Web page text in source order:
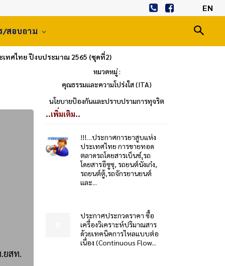
EN
/สอบถาม
ทศไทย ปีงบประมาณ 2565 (ชุดที่2)
หมวดหมู่ :
คุณธรรมและความโปร่งใส (ITA)
นโยบายป้องกันและปราบปรามการทุจริต
ยสท.
..เพิ่มเติม..
!!!…ประกาศการยาสูบแห่ง
ประเทศไทย การขายทอด
ตลาดรถโดยสารเบ็นซ์,รถ
โดยสารอีซูซุ, รถยนต์นั่งเก๋ง,
รถยนต์ตู้,รถจักรยานยนต์
และ...
ประกาศประกวดราคา ซื้อ
เครื่องวิเคราะห์ปริมาณสาร
ด้วยเทคนิคการไหลแบบต่อ
เนื่อง (Continuous Flow...